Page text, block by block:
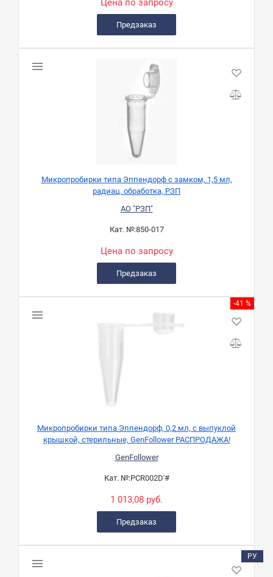
Цена по запросу
Предзаказ
Микропробирки типа Эппендорф с замком, 1,5 мл,
радиац. обработка, РЗП
АО "РЗП"
Кат. №:850-017
Цена по запросу
Предзаказ
-41 %
Микропробирки типа Эппендорф, 0,2 мл, с выпуклой
крышкой, стерильные, GenFollower РАСПРОДАЖА!
GenFollower
Кат. №:PCR002D'#
1 013,08 руб.
Предзаказ
РУ